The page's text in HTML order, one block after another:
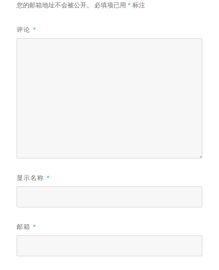
您的邮箱地址不会被公开。 必填项已用 * 标注
评论 *
显示名称 *
邮箱 *